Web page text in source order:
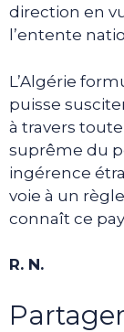
direction en
l’entente
L’Algérie
puisse
à travers
suprême du
ingérence
voie à un
connaît ce
R. N.